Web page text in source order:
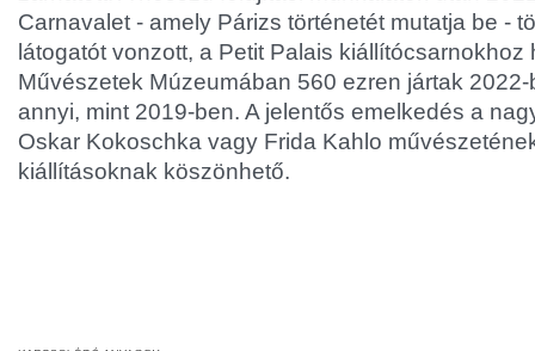
Carnavalet - amely Párizs történetét mutatja be -
látogatót vonzott, a Petit Palais kiállítócsarnokhoz
Művészetek Múzeumában 560 ezren jártak
annyi, mint 2019-ben. A jelentős emelkedés a
Oskar Kokoschka vagy Frida Kahlo
kiállításoknak köszönhető.